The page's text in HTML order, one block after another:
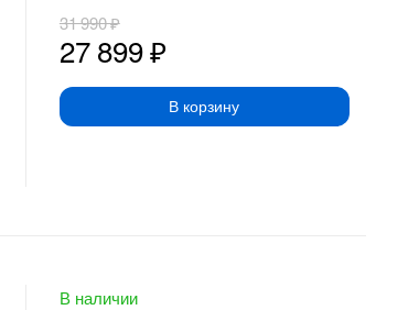
27 899₽
31 990₽
В корзину
В наличии